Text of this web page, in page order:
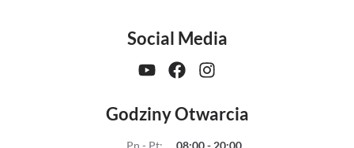
Social Media
Godziny Otwarcia
Pn - Pt: 08:00 - 20:00